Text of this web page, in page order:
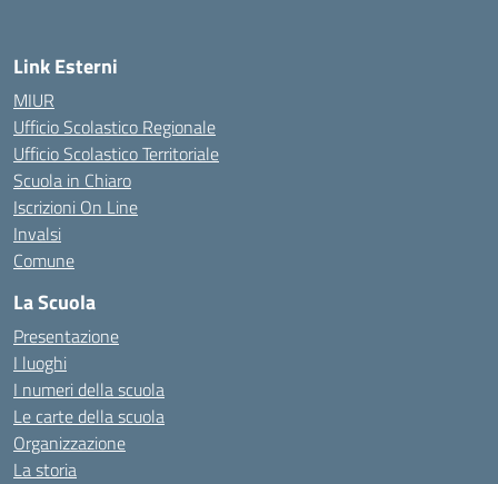
Link Esterni
MIUR
Ufficio Scolastico Regionale
Ufficio Scolastico Territoriale
Scuola in Chiaro
Iscrizioni On Line
Invalsi
Comune
La Scuola
Presentazione
I luoghi
I numeri della scuola
Le carte della scuola
Organizzazione
La storia